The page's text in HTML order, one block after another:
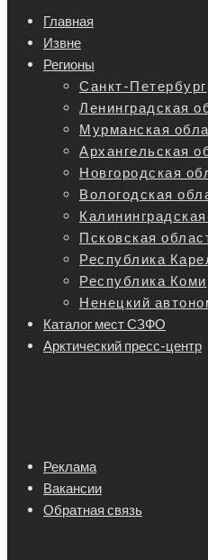
Главная
Извне
Регионы
Санкт-Петербург
Ленинградская
Мурманская
Архангельская
Новгородская
Вологодская
Псковская
Республика
Республика Коми
Ненецкий
Каталог мест СЗФО
Арктический пресс-центр
Реклама
Вакансии
Обратная связь